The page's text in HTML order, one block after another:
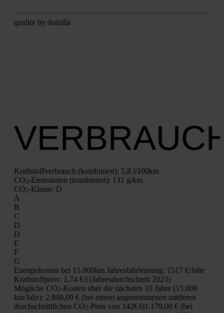
qua­li­ty by dot­zil­la
Kraft­stoff­ver­brauch (kom­bi­niert): 5,8 l/100km
CO2-Emis­sio­nen (kom­bi­niert): 131 g/km
CO2-Klas­se: D
A
B
C
D
D
E
F
G
Ener­gie­kos­ten bei 15.000km Jah­res­fahr­leis­tung: 1517 €/Jahr
Kraft­stoff­preis: 1,74 €/l (Jah­res­durch­schnitt 2023)
Mög­li­che CO2-Kos­ten über die nächs­ten 10 Jah­re (15.000
km/Jahr): 2.800,00 € (bei einem ange­nom­me­nen mitt­le­ren
durch­schnitt­li­chen CO2-Preis von 142€/t)1.179,00 € (bei